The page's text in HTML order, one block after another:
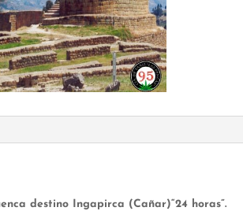
destino Ingapirca (Cañar)“24 horas”.